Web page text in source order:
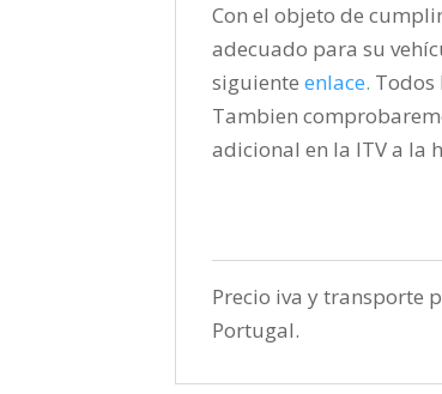
Con el objeto de
adecuado para su
siguienteenlace. Todos
Tambien
adicional en la ITV a la
Precio iva y transporte
Portugal.